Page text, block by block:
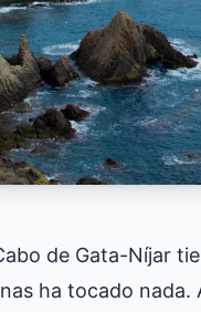
de Gata-Níjar
ha tocado